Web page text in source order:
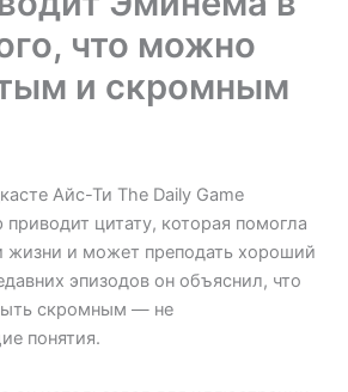
что можно
и скромным
Айс-Ти The Daily Game
цитату, которая помогла
жизни и может преподать хороший
эпизодов он объяснил, что
скромным — не
понятия.